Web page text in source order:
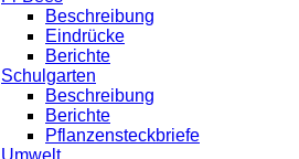
Beschreibung
Eindrücke
Berichte
Schulgarten
Beschreibung
Berichte
Pflanzensteckbriefe
Umwelt